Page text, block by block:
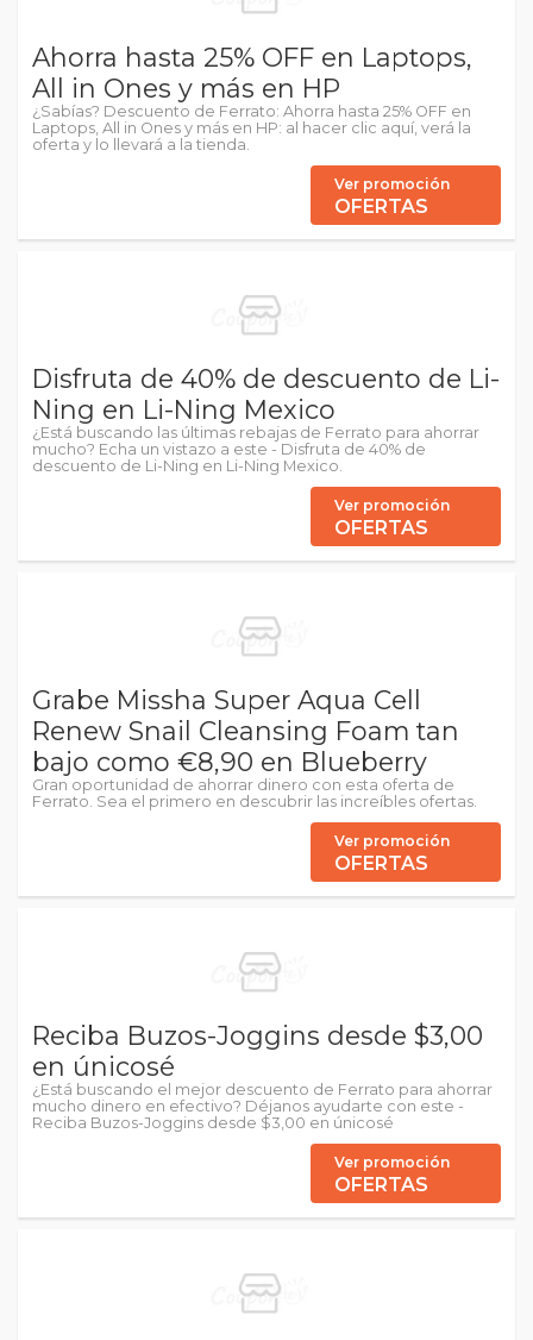
Ahorra hasta 25% OFF en Laptops,
All in Ones y más en HP
¿Sabías? Descuento de Ferrato: Ahorra hasta 25% OFF en
Laptops, All in Ones y más en HP: al hacer clic aquí, verá la
oferta y lo llevará a la tienda.
Ver promoción
OFERTAS
Disfruta de 40% de descuento de Li-
Ning en Li-Ning Mexico
¿Está buscando las últimas rebajas de Ferrato para ahorrar
mucho? Echa un vistazo a este - Disfruta de 40% de
descuento de Li-Ning en Li-Ning Mexico.
Ver promoción
OFERTAS
Grabe Missha Super Aqua Cell
Renew Snail Cleansing Foam tan
bajo como €8,90 en Blueberry
Gran oportunidad de ahorrar dinero con esta oferta de
Ferrato. Sea el primero en descubrir las increíbles ofertas.
Ver promoción
OFERTAS
Reciba Buzos-Joggins desde $3,00
en únicosé
¿Está buscando el mejor descuento de Ferrato para ahorrar
mucho dinero en efectivo? Déjanos ayudarte con este -
Reciba Buzos-Joggins desde $3,00 en únicosé
Ver promoción
OFERTAS